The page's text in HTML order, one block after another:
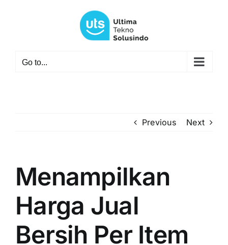
Go to...
Previous Next
Menampilkan
Harga Jual
Bersih Per Item